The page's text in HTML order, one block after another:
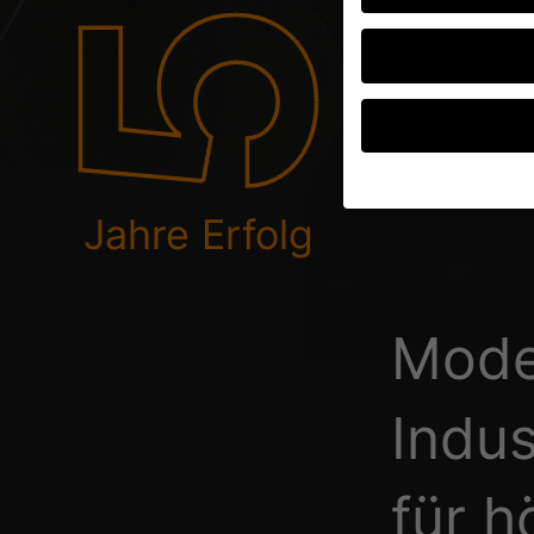
Jahre Erfolg
für
verarbeitet werden
Inhaltsmessung.
geben oder sich